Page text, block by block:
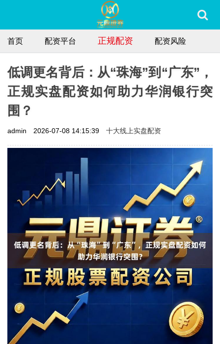
首页 配资平台 正规配资 配资风险
低调更名背后：从“珠海”到“广东”，
正规实盘配资如何助力华润银行突
围？
admin 2026-07-08 14:15:39 十大线上实盘配资